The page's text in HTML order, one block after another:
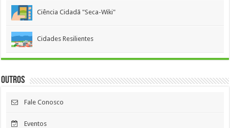
Ciência Cidadã "Seca-Wiki"
Cidades Resilientes
Outros
Fale Conosco
Eventos